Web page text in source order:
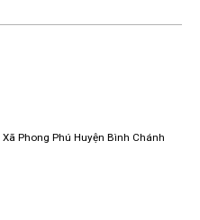
Phong Phú Huyện Bình Chánh